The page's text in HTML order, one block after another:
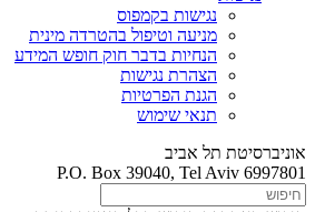
נגישות בקמפוס
מניעה וטיפול בהטרדה מינית
הנחיות בדבר חוק חופש המידע
הצהרת נגישות
הגנת הפרטיות
תנאי שימוש
אוניברסיטת תל אביב
P.O. Box 39040, Tel Aviv 6997801